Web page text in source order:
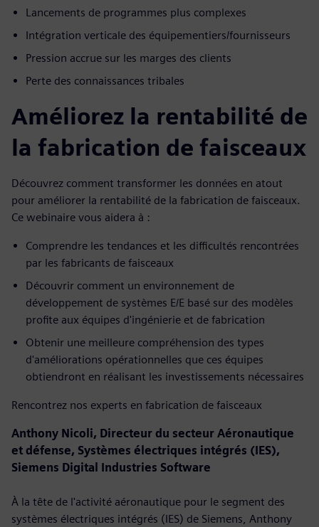
Lancements de programmes plus complexes
Intégration verticale des équipementiers/fournisseurs
Pression accrue sur les marges des clients
Perte des connaissances tribales
Améliorez la rentabilité de
la fabrication de faisceaux
Découvrez comment transformer les données en atout
pour améliorer la rentabilité de la fabrication de faisceaux.
Ce webinaire vous aidera à :
Comprendre les tendances et les difficultés rencontrées
par les fabricants de faisceaux
Découvrir comment un environnement de
développement de systèmes E/E basé sur des modèles
profite aux équipes d'ingénierie et de fabrication
Obtenir une meilleure compréhension des types
d'améliorations opérationnelles que ces équipes
obtiendront en réalisant les investissements nécessaires
Rencontrez nos experts en fabrication de faisceaux
Anthony Nicoli, Directeur du secteur Aéronautique
et défense, Systèmes électriques intégrés (IES),
Siemens Digital Industries Software
À la tête de l'activité aéronautique pour le segment des
systèmes électriques intégrés (IES) de Siemens, Anthony